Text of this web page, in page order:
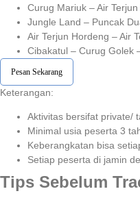
Curug Mariuk – Air
Jungle Land – Puncak
Air Terjun Hordeng – Air
Cibakatul – Curug Golek
Pesan Sekarang
Keterangan:⁣⁣
Aktivitas bersifat private/
Minimal usia peserta 3
Keberangkatan bisa
Setiap peserta di jamin
Tips Sebelum